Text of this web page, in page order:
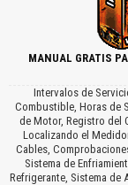
MANUAL GRATIS
Intervalos de
Combustible, Horas de
de Motor, Registro del
Localizando el
Cables,
Sistema de
Refrigerante, Sistema de